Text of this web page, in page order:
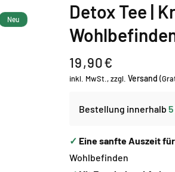
Neu
Detox Tee |
Normaler
Preis
19,90€
inkl. MwSt., zzgl. Versand
Bestellung innerhalb
✓ Eine sanfte Auszeit
Wohlbefinden